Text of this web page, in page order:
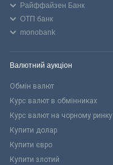
Райффайзен Банк
ОТП банк
monobank
Валютний аукціон
Обмін валют
Курс валют в обмінниках
Курс валют на чорному ринку
Купити долар
Купити євро
Купити злотий